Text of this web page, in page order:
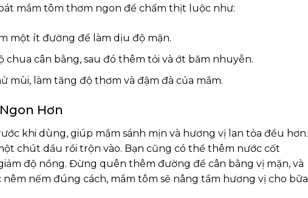
mắm tôm thơm ngon để chấm thịt luộc như:
một ít đường để làm dịu độ mặn.
cân bằng, sau đó thêm tỏi và ớt băm nhuyễn.
làm tăng độ thơm và đậm đà của mắm.
Hơn
khi dùng, giúp mắm sánh mịn và hương vị lan tỏa đều hơn.
chút dầu rồi trộn vào. Bạn cũng có thể thêm nước cốt
độ nồng. Đừng quên thêm đường để cân bằng vị mặn, và
nếm đúng cách, mắm tôm sẽ nâng tầm hương vị cho bữa